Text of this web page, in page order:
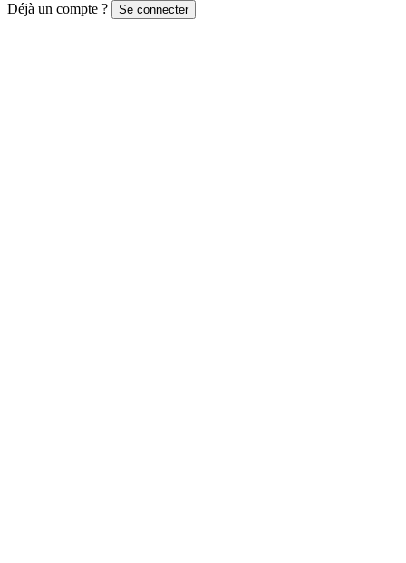
Déjà un compte ? Se connecter